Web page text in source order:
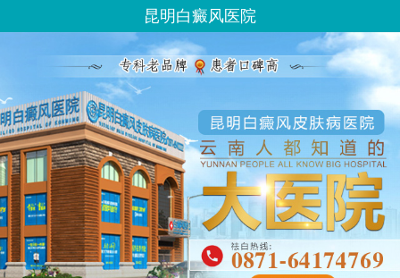
昆明白癜风医院